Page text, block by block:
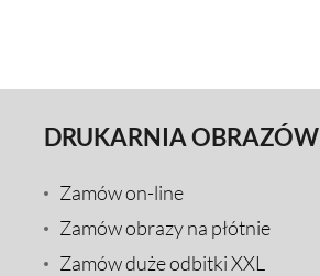
DRUKARNIA OBRAZÓW
Zamów on-line
Zamów obrazy na płótnie
Zamów duże odbitki XXL